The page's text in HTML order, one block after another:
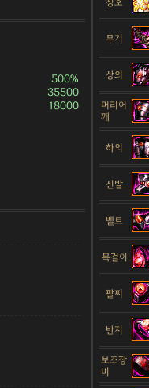
500%
35500
18000
무기
상의
머리어
깨
하의
신발
벨트
목걸이
팔찌
반지
보조장
비